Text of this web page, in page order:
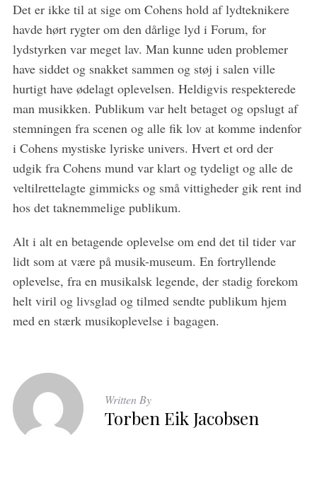
Det er ikke til at sige om Cohens hold af lydteknikere
havde hørt rygter om den dårlige lyd i Forum, for
lydstyrken var meget lav. Man kunne uden problemer
have siddet og snakket sammen og støj i salen ville
hurtigt have ødelagt oplevelsen. Heldigvis respekterede
man musikken. Publikum var helt betaget og opslugt af
stemningen fra scenen og alle fik lov at komme indenfor
i Cohens mystiske lyriske univers. Hvert et ord der
udgik fra Cohens mund var klart og tydeligt og alle de
veltilrettelagte gimmicks og små vittigheder gik rent ind
hos det taknemmelige publikum.
Alt i alt en betagende oplevelse om end det til tider var
lidt som at være på musik-museum. En fortryllende
oplevelse, fra en musikalsk legende, der stadig forekom
helt viril og livsglad og tilmed sendte publikum hjem
med en stærk musikoplevelse i bagagen.
Written By
Torben Eik Jacobsen